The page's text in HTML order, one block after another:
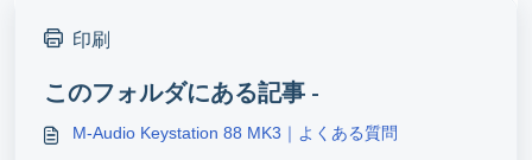
印刷
このフォルダにある記事 -
M-Audio Keystation 88 MK3｜よくある質問